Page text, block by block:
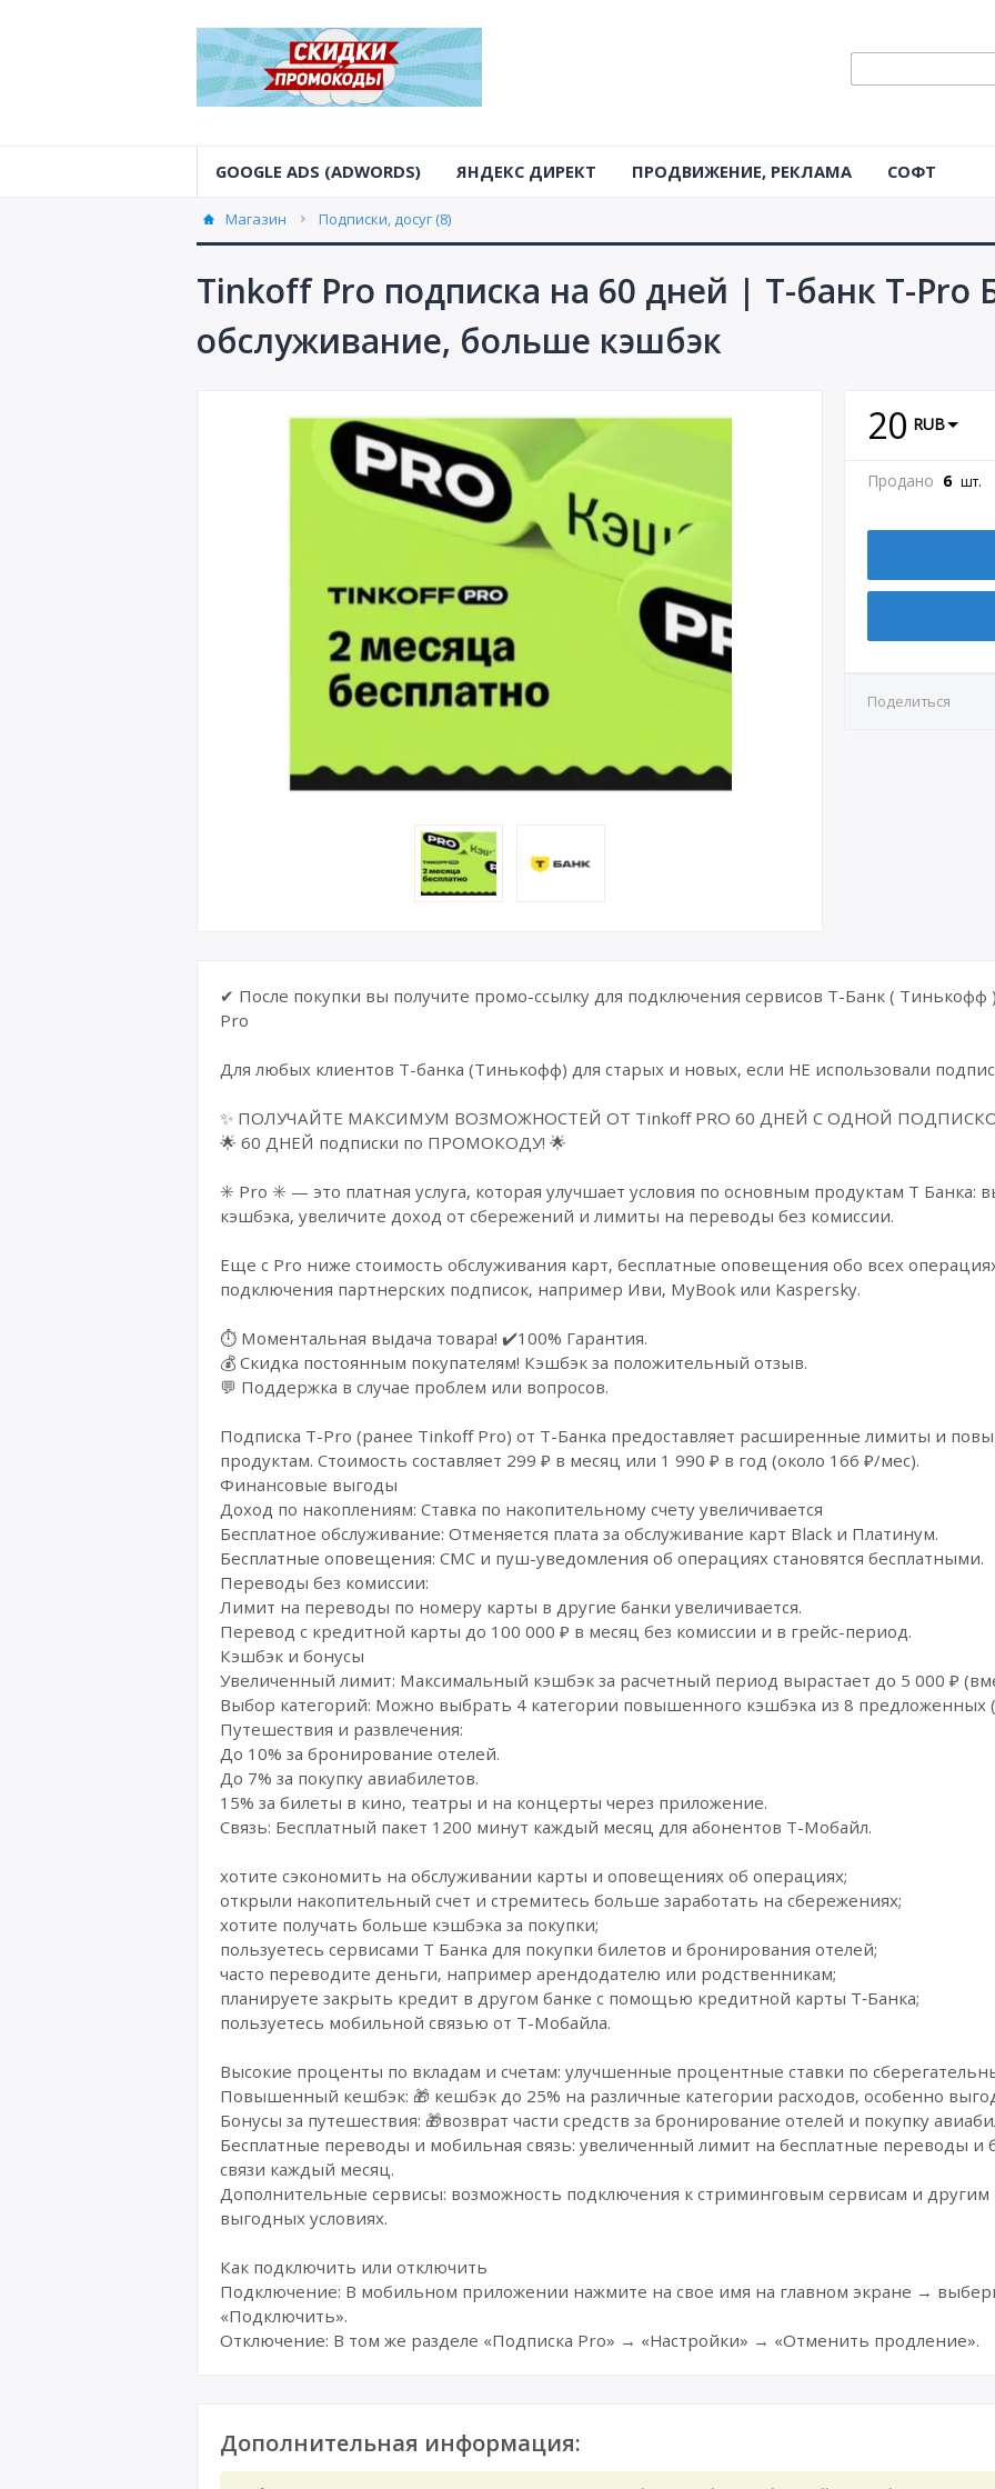
GOOGLE ADS (ADWORDS) ЯНДЕКС ДИРЕКТ ПРОДВИЖЕНИЕ, РЕКЛАМА СОФТ
Магазин Подписки, досуг (8)
Tinkoff Pro подписка на 60 дней | Т-банк T-Pro
обслуживание, больше кэшбэк
20 RUB
Продано 6 шт.
Поделиться
✔ После покупки вы получите промо-ссылку для подключения сервисов Т-Банк ( Тинькофф
Pro
Для любых клиентов Т-банка (Тинькофф) для старых и новых, если НЕ использовали
✨ ПОЛУЧАЙТЕ МАКСИМУМ ВОЗМОЖНОСТЕЙ ОТ Tinkoff PRO 60 ДНЕЙ С ОДНОЙ
🌟 60 ДНЕЙ подписки по ПРОМОКОДУ! 🌟
✳️ Pro ✳️ — это платная услуга, которая улучшает условия по основным продуктам Т Банка:
кэшбэка, увеличите доход от сбережений и лимиты на переводы без комиссии.
Еще с Pro ниже стоимость обслуживания карт, бесплатные оповещения обо всех
подключения партнерских подписок, например Иви, MyBook или Kaspersky.
⏱️ Моментальная выдача товара! ✔️100% Гарантия.
💰 Cкидка постоянным покупателям! Кэшбэк за положительный отзыв.
💬 Поддержка в случае проблем или вопросов.
Подписка T-Pro (ранее Tinkoff Pro) от Т-Банка предоставляет расширенные лимиты и
продуктам. Стоимость составляет 299 ₽ в месяц или 1 990 ₽ в год (около 166 ₽/мес).
Финансовые выгоды
Доход по накоплениям: Ставка по накопительному счету увеличивается
Бесплатное обслуживание: Отменяется плата за обслуживание карт Black и Платинум.
Бесплатные оповещения: СМС и пуш-уведомления об операциях становятся бесплатными.
Переводы без комиссии:
Лимит на переводы по номеру карты в другие банки увеличивается.
Перевод с кредитной карты до 100 000 ₽ в месяц без комиссии и в грейс-период.
Кэшбэк и бонусы
Увеличенный лимит: Максимальный кэшбэк за расчетный период вырастает до 5 000 ₽
Выбор категорий: Можно выбрать 4 категории повышенного кэшбэка из 8 предложенных
Путешествия и развлечения:
До 10% за бронирование отелей.
До 7% за покупку авиабилетов.
15% за билеты в кино, театры и на концерты через приложение.
Связь: Бесплатный пакет 1200 минут каждый месяц для абонентов Т-Мобайл.
хотите сэкономить на обслуживании карты и оповещениях об операциях;
открыли накопительный счет и стремитесь больше заработать на сбережениях;
хотите получать больше кэшбэка за покупки;
пользуетесь сервисами Т Банка для покупки билетов и бронирования отелей;
часто переводите деньги, например арендодателю или родственникам;
планируете закрыть кредит в другом банке с помощью кредитной карты Т‑Банка;
пользуетесь мобильной связью от Т-Мобайла.
Высокие проценты по вкладам и счетам: улучшенные процентные ставки по
Повышенный кешбэк: 🎁 кешбэк до 25% на различные категории расходов, особенно
Бонусы за путешествия: 🎁возврат части средств за бронирование отелей и покупку
Бесплатные переводы и мобильная связь: увеличенный лимит на бесплатные переводы
связи каждый месяц.
Дополнительные сервисы: возможность подключения к стриминговым сервисам и
выгодных условиях.
Как подключить или отключить
Подключение: В мобильном приложении нажмите на свое имя на главном экране →
«Подключить».
Отключение: В том же разделе «Подписка Pro» → «Настройки» → «Отменить продление».
Дополнительная информация: